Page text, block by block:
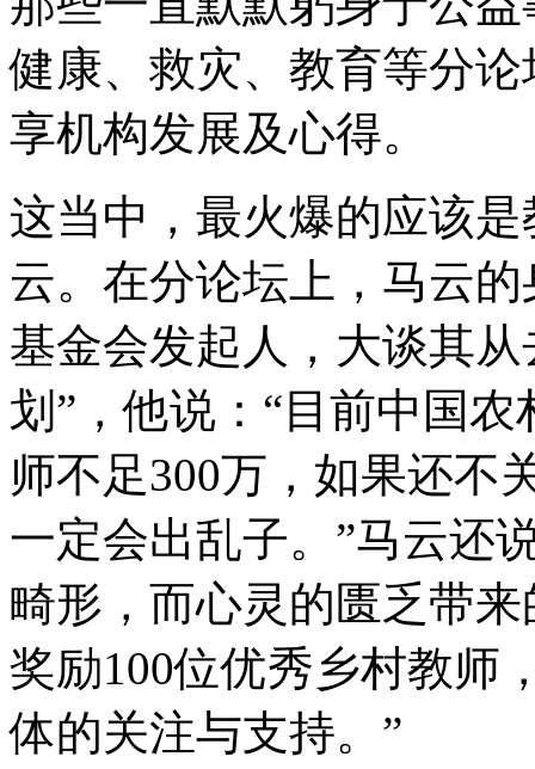
健康、救灾、教育等分
享机构发展及心得。
这当中，最火爆的应该
云。在分论坛上，马云
基金会发起人，大谈其
划”，他说：“目前中国
师不足300万，如果还不
一定会出乱子。”马云还
畸形，而心灵的匮乏带
奖励100位优秀乡村教师
体的关注与支持。”